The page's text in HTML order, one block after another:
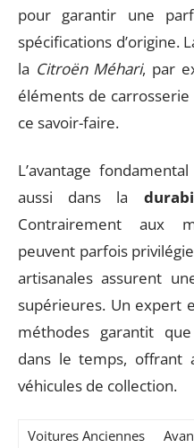
pour garantir une
spécifications d’origine.
la Citroën Méhari, par
éléments de carrosserie
ce savoir-faire.
L’avantage
aussi dans la
Contrairement aux
peuvent parfois
artisanales assurent
supérieures. Un expert
méthodes garantit
dans le temps, offrant
véhicules de collection.
Voitures Anciennes